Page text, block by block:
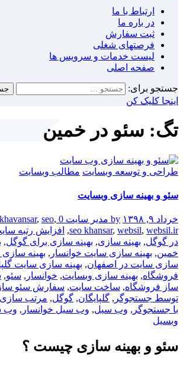
ارتباط با ما
در باره ما
ثبت سفارش
فرصتهای شغلی
لیست خدمات و سرویس ها
صفحه اصلی
جستجو برای:
اینجا کلیک کن
تگ: سئو در خمین
طراحی و توسعه وبسایت مطالب وبسایت
سئو و بهینه سازی وبسایت
خرداد ۹, ۱۳۹۸ by مدیر سایت 0 Comments
khavansar, seo,
seo khansar, websil, websil.ir
, افزایش رتبه
در گوگل, بهینه سازی, بهینه سازی برای گوگل,
خمین, بهینه سازی سایت خوانسار , بهینه
سازی سایت در اصفهان, بهینه سازی سایت
فروشگاه, بهینه سازی وبسایت, خوانسار , سئو,
ساز فروشگاه, ساخت سایت, سفارش سئو
توسط جستجوگر , گلپایگان, گوگل, مرتب
با جستجوگر , وب سیل, وب سیل خوانسار , وب
وبسیل
سئو و بهینه سازی چیست ؟